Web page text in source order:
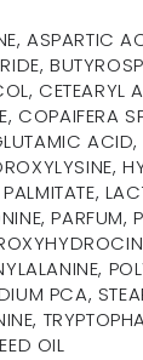
ASPARTIC
CETEARYL
COPAIFERA
ACID,
PARFUM,
PCA,
OIL